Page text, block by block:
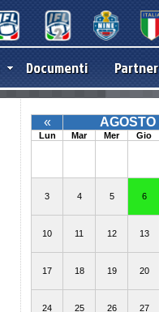
Documenti Partner